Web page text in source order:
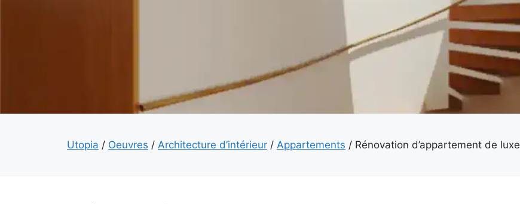
Utopia / Oeuvres / Architecture d’intérieur / Appartements / Rénovation d’appartement de luxe